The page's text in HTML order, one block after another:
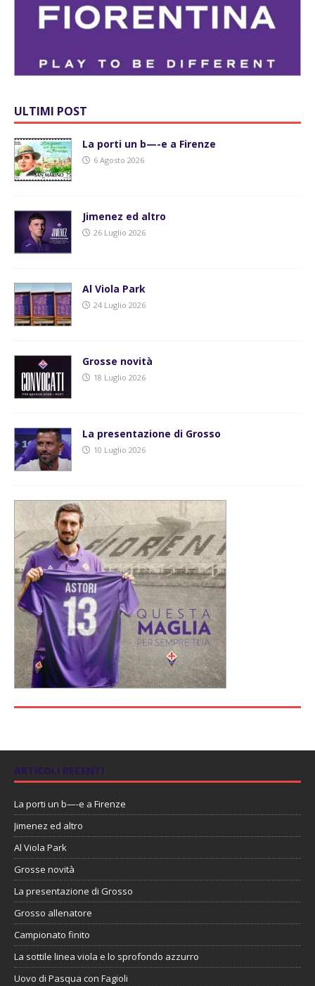
ULTIMI POST
La porti un b—-e a Firenze
6 Agosto 2026
Jimenez ed altro
26 Luglio 2026
Al Viola Park
24 Luglio 2026
Grosse novità
18 Luglio 2026
La presentazione di Grosso
10 Luglio 2026
ARTICOLI RECENTI
La porti un b—-e a Firenze
Jimenez ed altro
Al Viola Park
Grosse novità
La presentazione di Grosso
Grosso allenatore
Campionato finito
La sottile linea viola e lo sprofondo azzurro
Uovo di Pasqua con Fagioli